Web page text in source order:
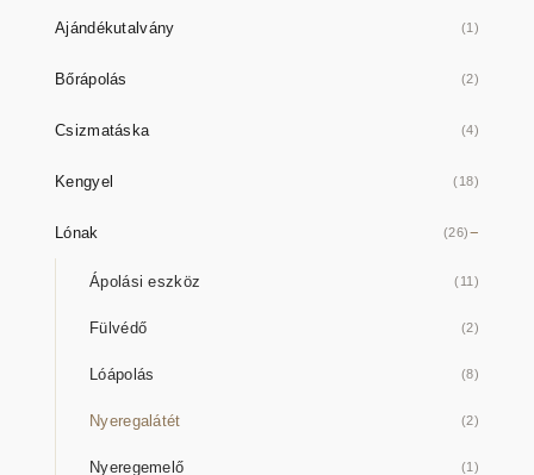
Ajándékutalvány (1)
Bőrápolás (2)
Csizmatáska (4)
Kengyel (18)
Lónak (26)
Ápolási eszköz (11)
Fülvédő (2)
Lóápolás (8)
Nyeregalátét (2)
Nyeregemelő (1)